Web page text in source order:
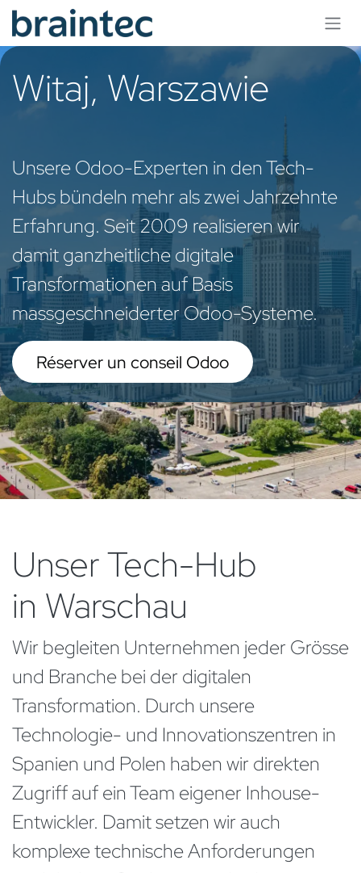
Se rendre au contenu
Witaj, Warszawie
​Unsere Odoo-Experten in den Tech-
Hubs bündeln mehr als zwei Jahrzehnte
Erfahrung. Seit 2009 realisieren wir
damit ganzheitliche digitale
Transformationen auf Basis
massgeschneiderter Odoo-Systeme.
Réserver un conseil Odoo
Unser Tech-Hub
in Warschau
Wir begleiten Unternehmen jeder Grösse
und Branche bei der digitalen
Transformation. Durch unsere
Technologie- und Innovationszentren in
Spanien und Polen haben wir direkten
Zugriff auf ein Team eigener Inhouse-
Entwickler. Damit setzen wir auch
komplexe technische Anforderungen